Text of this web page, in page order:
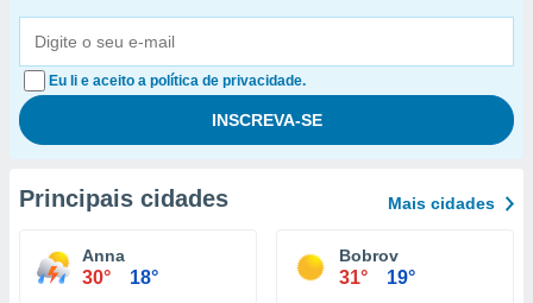
Eu li e aceito a política de privacidade.
Principais cidades Mais cidades
Anna
30° 18°
Bobrov
31° 19°